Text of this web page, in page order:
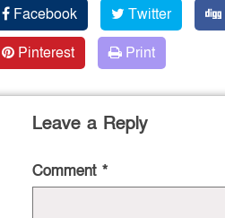
Facebook Twitter
Pinterest
Print
Leave a Reply
Comment *